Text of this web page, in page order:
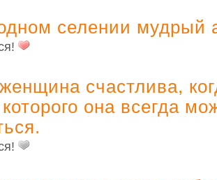
селении мудрый
счастлива,
она всегда